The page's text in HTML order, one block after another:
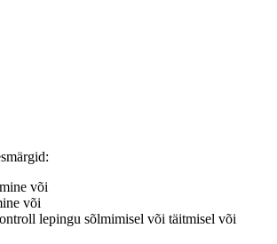
või
või
lepingu sõlmimisel või täitmisel või